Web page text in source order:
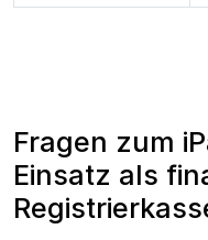
Fragen zum
Einsatz als